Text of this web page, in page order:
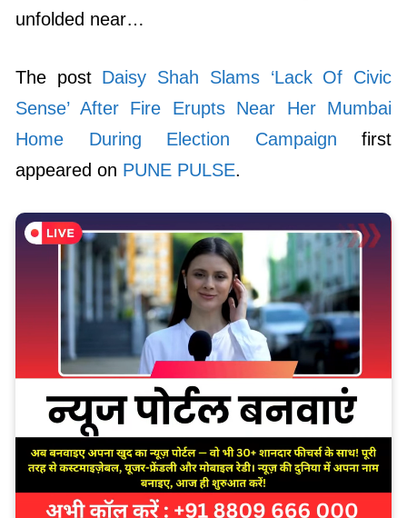
unfolded near…
The post Daisy Shah Slams ‘Lack Of Civic
Sense’ After Fire Erupts Near Her Mumbai
Home During Election Campaign first
appeared on PUNE PULSE.